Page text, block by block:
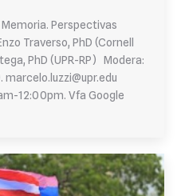
Memoria. Perspectivas
Traverso, PhD (Cornell
PhD (UPR-RP) Modera:
marcelo.luzzi@upr.edu
12:00pm. Vfa Google